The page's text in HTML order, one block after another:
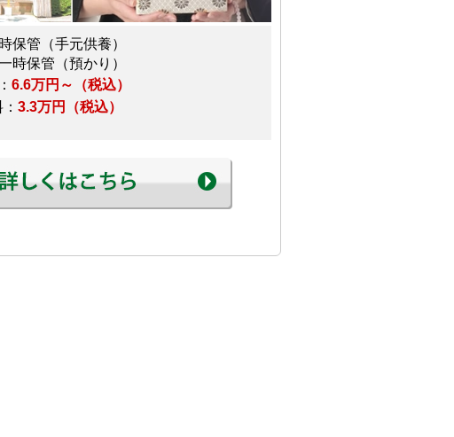
保管（手元供養）
時保管（預かり）
6.6万円～（税込）
3.3万円（税込）